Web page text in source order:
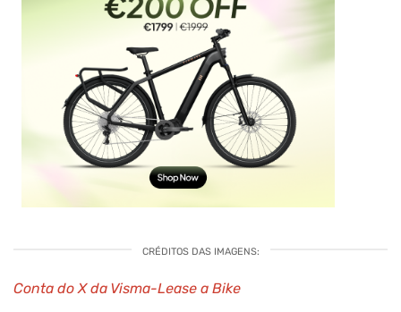
CRÉDITOS DAS IMAGENS:
Conta do X da Visma-Lease a Bike